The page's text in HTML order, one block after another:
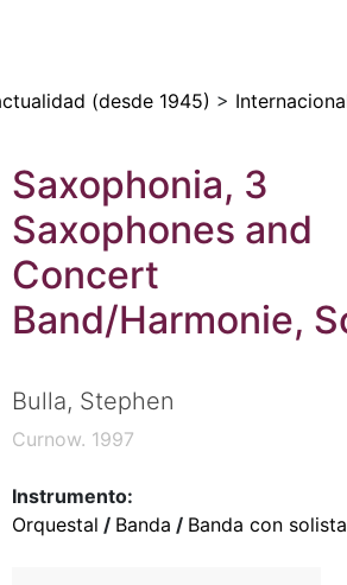
(desde 1945) >
Saxophonia, 3
Saxophones and
Concert
Band/Harmonie,
Bulla, Stephen
Curnow. 1997
Instrumento:
Orquestal / Banda / Banda con